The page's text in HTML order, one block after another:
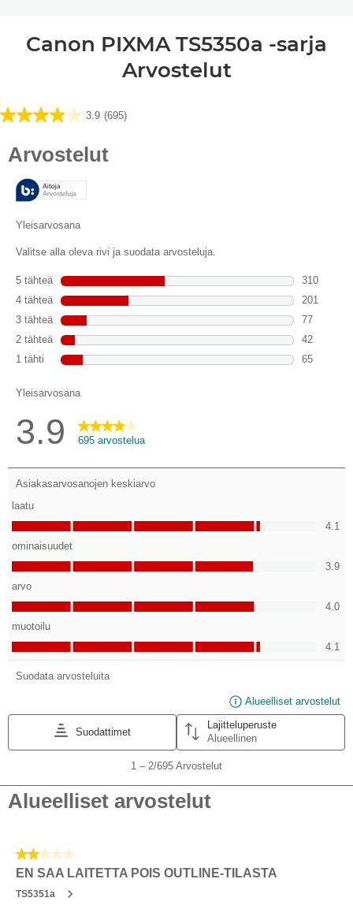
Canon PIXMA TS5350a -sarja
Arvostelut
3.9 (695)
3.9/5
695